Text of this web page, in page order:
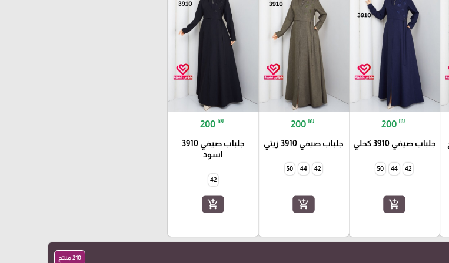
200 ₪
جلباب صيفي 3910 كحلي
42
44
50
add_shopping_cart
200 ₪
جلباب صيفي 3910 زيتي
42
44
50
add_shopping_cart
200 ₪
جلباب صيفي 3910
اسود
42
add_shopping_cart
210 منتج